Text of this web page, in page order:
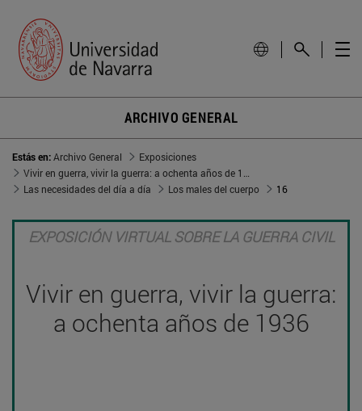
ARCHIVO GENERAL
Estás en:Archivo General
Exposiciones
Las necesidades del día a día
Los males del cuerpo 16
EXPOSICIÓN VIRTUAL SOBRE LA GUERRA CIVIL
Vivir en guerra, vivir la guerra:
a ochenta años de 1936